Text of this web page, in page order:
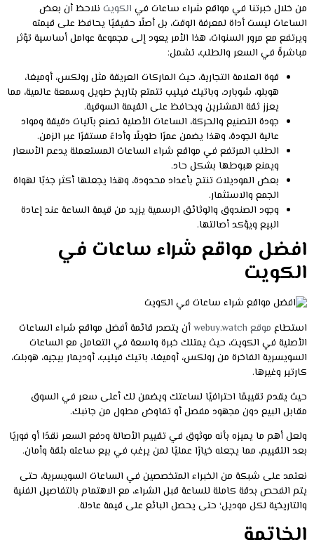
من خلال خبرتنا في مواقع شراء ساعات في الكويت نلاحظ أن بعض
الساعات ليست أداة لمعرفة الوقت، بل أصلًا حقيقيًا يحافظ على قيمته
ويرتفع مع مرور السنوات، هذا الأمر يعود إلى مجموعة عوامل أساسية تؤثر
مباشرةً في السعر والطلب، تشمل:
قوة العلامة التجارية، حيث الماركات العريقة مثل رولكس، أوميغا،
هوبلو، شوبارد، وباتيك فيليب تتمتع بتاريخ طويل وسمعة عالمية، مما
يعزز ثقة المشترين ويحافظ على القيمة السوقية.
جودة التصنيع والحركة، الساعات الأصلية تصنع بآليات دقيقة ومواد
عالية الجودة، وهذا يضمن عمرًا طويلًا وأداءً مستقرًا عبر الزمن.
الطلب المرتفع في مواقع شراء الساعات المستعملة يدعم الأسعار
ويمنع هبوطها بشكل حاد.
بعض الموديلات تنتج بأعداد محدودة، وهذا يجعلها أكثر جذبًا لهواة
الجمع والاستثمار.
وجود الصندوق والوثائق الرسمية يزيد من قيمة الساعة عند إعادة
البيع ويؤكد أصالتها.
افضل مواقع شراء ساعات في
الكويت
استطاع موقع webuy.watch
أن يتصدر قائمة أفضل مواقع شراء الساعات
الأصلية في الكويت، حيث يمتلك خبرة واسعة في التعامل مع الساعات
السويسرية الفاخرة من رولكس، أوميغا، باتيك فيليب، أوديمار بيجيه، هوبلت،
كارتير وغيرها.
حيث يقدم تقييمًا احترافيًا لساعتك ويضمن لك أعلى سعر في السوق
مقابل البيع دون مجهود مفصل أو تفاوض مطول من جانبك.
ولعل أهم ما يميزه بأنه موثوق في تقييم الأصالة ودفع السعر نقدًا أو فوريًا
بعد التقييم، مما يجعله خيارًا عمليًا لمن يرغب في بيع ساعته بثقة وأمان.
نعتمد على شبكة من الخبراء المتخصصين في الساعات السويسرية، حتى
يتم الفحص بدقة كاملة للساعة قبل الشراء، مع الاهتمام بالتفاصيل الفنية
والتاريخية لكل موديل؛ حتى يحصل البائع على قيمة عادلة.
الخاتمة